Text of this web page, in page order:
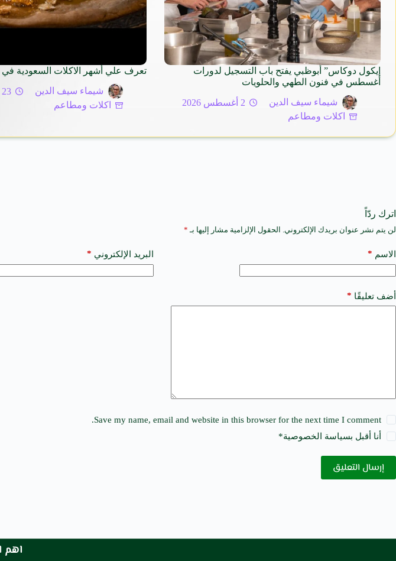
إيكول دوكاس” أبوظبي يفتح باب التسجيل لدورات
أغسطس في فنون الطهي والحلويات
شيماء سيف الدين
2 أغسطس 2026
اكلات ومطاعم
تعرف علي أشهر الاكلات السعودية في
شيماء سيف الدين
23 يونيو 2026
اكلات ومطاعم
اترك ردّاً
لن يتم نشر عنوان بريدك الإلكتروني. الحقول الإلزامية مشار إليها بـ *
الاسم * البريد الإلكتروني *
أضف تعليقًا *
Save my name, email and website in this browser for the next time I comment.
أنا أقبل بسياسة الخصوصية*
إرسال التعليق
A
t
e
a
t
اهم